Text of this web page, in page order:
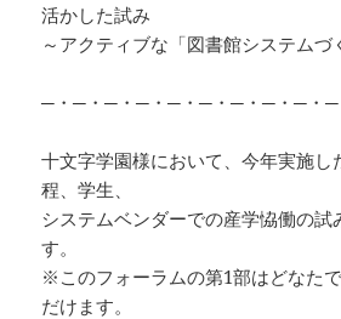
活かした試み
～アクティブな「図書館システムづ
─・─・─・─・─・─・─・─・─・─
十文字学園様において、今年実施し
程、学生、
システムベンダーでの産学恊働の試
す。
※このフォーラムの第1部はどなた
だけます。